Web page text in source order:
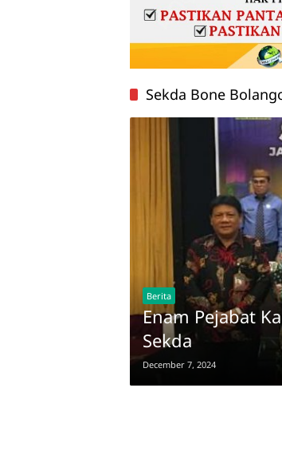
Sekda Bone
Berita
Enam Pejabat
Sekda
December 7, 2024